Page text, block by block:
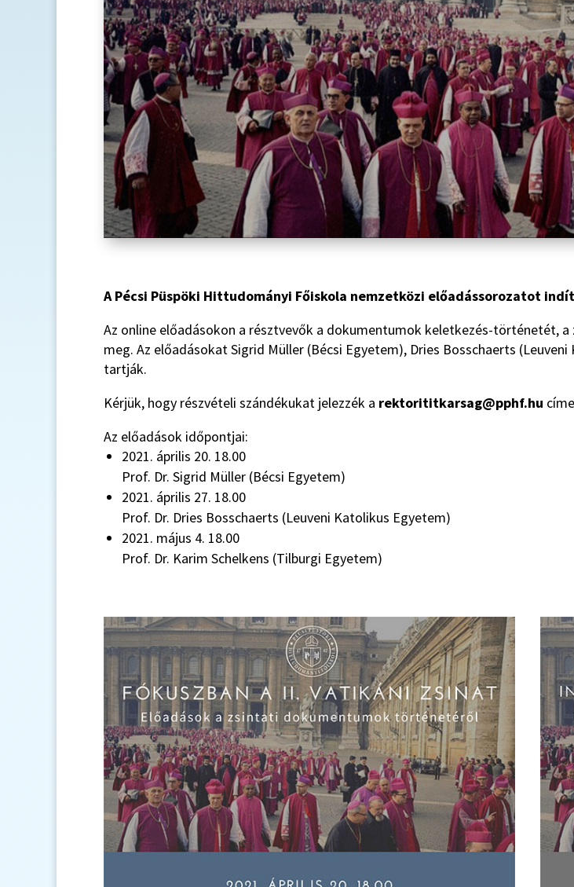
A Pécsi Püspöki Hittudományi Főiskola nemzetközi előadássorozatot
Az online előadásokon a résztvevők a dokumentumok keletkezés-történetét,
meg. Az előadásokat Sigrid Müller (Bécsi Egyetem), Dries Bosschaerts
tartják.
Kérjük, hogy részvételi szándékukat jelezzék a rektorititkarsag@pphf.hu
Az előadások időpontjai:
2021. április 20. 18.00
Prof. Dr. Sigrid Müller (Bécsi Egyetem)
2021. április 27. 18.00
Prof. Dr. Dries Bosschaerts (Leuveni Katolikus Egyetem)
2021. május 4. 18.00
Prof. Dr. Karim Schelkens (Tilburgi Egyetem)